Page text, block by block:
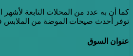
كما أن به عدد من المحلات التابعة لأشهر
توفر أحدث صيحات الموضة من الملابس في
عنوان السوق